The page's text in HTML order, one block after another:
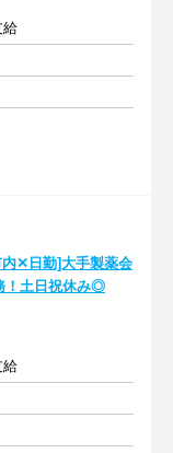
給
内✕日勤]大手製薬会
！土日祝休み◎
給